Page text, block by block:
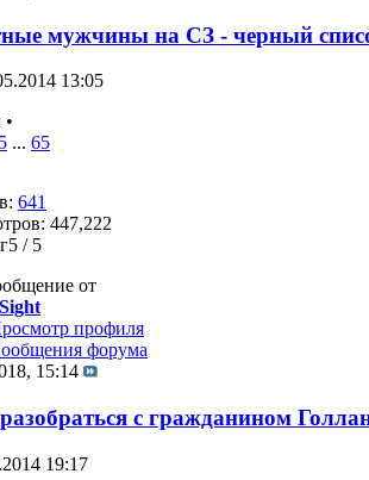
мужчины на СЗ - черный
13:05
•
5 ... 65
641
447,222
/ 5
от
профиля
форума
15:14
с гражданином
19:17